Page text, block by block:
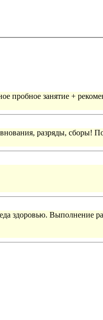
пробное занятие +
разряды, сборы!
здоровью. Выполнение